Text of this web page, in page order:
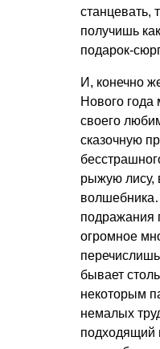
станцевать,
получишь
подарок-
И, конечно
Нового года
своего
сказочную
рыжую лису,
подражания
огромное
бывает
некоторым
немалых
подходящий